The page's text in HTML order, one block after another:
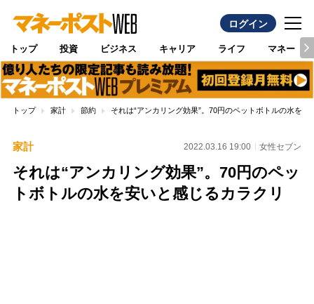
ログイン
トップ 投資 ビジネス キャリア ライフ マネー
トップ 家計 節約 それは“アンカリング効果”。70円のペットボトルの水を安
家計 2022.03.16 19:00 女性セブン
それは“アンカリング効果”。70円のペッ
トボトルの水を安いと感じるカラクリ